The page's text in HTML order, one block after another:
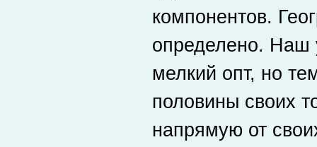
компонентов.
определено. Наш
мелкий опт, но
половины своих
напрямую от